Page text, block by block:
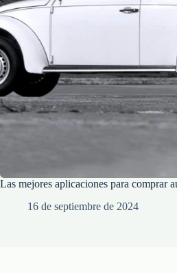
Las mejores aplicaciones para comprar
16 de septiembre de 2024